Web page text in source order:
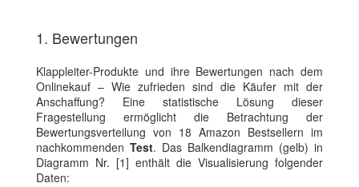
1. Bewertungen
Klappleiter-Produkte und ihre Bewertungen nach dem
Onlinekauf – Wie zufrieden sind die Käufer mit der
Anschaffung? Eine statistische Lösung dieser
Fragestellung ermöglicht die Betrachtung der
Bewertungsverteilung von 18 Amazon Bestsellern im
nachkommenden Test. Das Balkendiagramm (gelb) in
Diagramm Nr. [1] enthält die Visualisierung folgender
Daten: